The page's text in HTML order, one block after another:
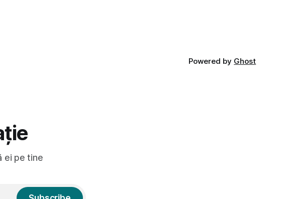
Powered by Ghost
ei pe tine